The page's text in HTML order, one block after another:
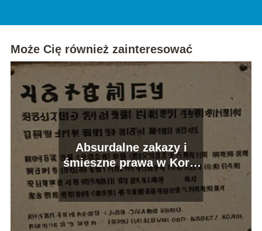
Może Cię również zainteresować
Absurdalne zakazy i
śmieszne prawa w Korei
Północnej: co kryje ten
kraj?